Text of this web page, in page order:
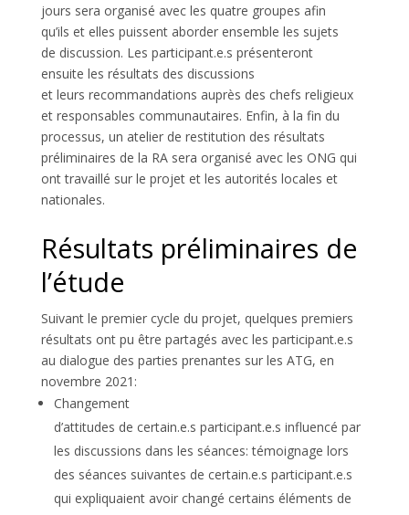
jours sera organisé avec les quatre groupes afin
qu’ils et elles puissent aborder ensemble les sujets
de discussion. Les participant.e.s présenteront
ensuite les résultats des discussions
et leurs recommandations auprès des chefs religieux
et responsables communautaires. Enfin, à la fin du
processus, un atelier de restitution des résultats
préliminaires de la RA sera organisé avec les ONG qui
ont travaillé sur le projet et les autorités locales et
nationales.
Résultats préliminaires de
l’étude
Suivant le premier cycle du projet, quelques premiers
résultats ont pu être partagés avec les participant.e.s
au dialogue des parties prenantes sur les ATG, en
novembre 2021:
Changement
d’attitudes de certain.e.s participant.e.s influencé par
les discussions dans les séances: témoignage lors
des séances suivantes de certain.e.s participant.e.s
qui expliquaient avoir changé certains éléments de